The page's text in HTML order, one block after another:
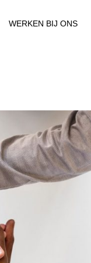
WERKEN BIJ ONS